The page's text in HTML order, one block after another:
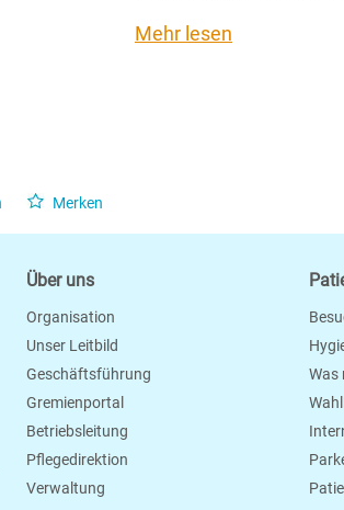
Mehr lesen
Merken
Über uns
Organisation
Unser Leitbild
Geschäftsführung
Gremienportal
Betriebsleitung
Pflegedirektion
Verwaltung
Was